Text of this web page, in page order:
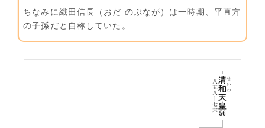
ちなみに織田信長（おだ のぶなが）は一時期、平直方
の子孫だと自称していた。